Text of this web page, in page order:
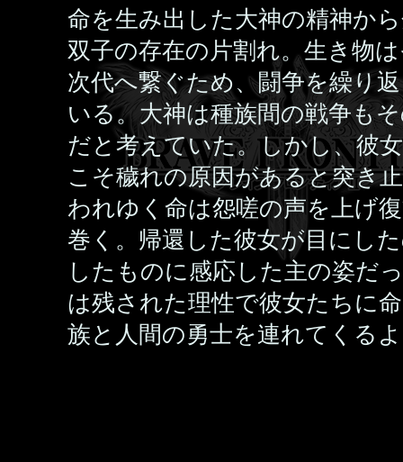
命を生み出した大神の精神か
双子の存在の片割れ。生き物
次代へ繋ぐため、闘争を繰り
いる。大神は種族間の戦争も
だと考えていた。しかし、彼
こそ穢れの原因があると突き
われゆく命は怨嗟の声を上げ
巻く。帰還した彼女が目にし
したものに感応した主の姿だ
は残された理性で彼女たちに
族と人間の勇士を連れてくる